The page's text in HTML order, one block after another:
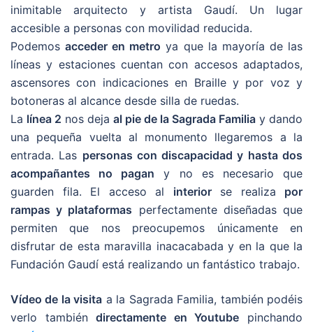
inimitable arquitecto y artista Gaudí. Un lugar
accesible a personas con movilidad reducida.
Podemosacceder en metro ya que la mayoría de las
líneas y estaciones cuentan con accesos adaptados,
ascensores con indicaciones en Braille y por voz y
botoneras al alcance desde silla de ruedas.
La línea 2 nos deja al pie de la Sagrada Familia y dando
una pequeña vuelta al monumento llegaremos a la
entrada. Las personas con discapacidad y hasta dos
acompañantes no pagan y no es necesario que
guarden fila. El acceso al interiorse realiza por
rampas y plataformas perfectamente diseñadas que
permiten que nos preocupemos únicamente en
disfrutar de esta maravilla inacacabada y en la que la
Fundación Gaudí está realizando un fantástico trabajo.
Vídeo de la visita a la Sagrada Familia, también podéis
verlo tambiéndirectamente en Youtube pinchando